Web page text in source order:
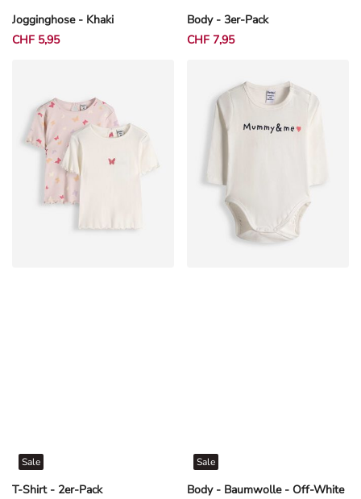
Jogginghose - Khaki
CHF 5,95
Body - 3er-Pack
CHF 7,95
T-Shirt - 2er-Pack
Sale
Body - Baumwolle - Off-White
Sale